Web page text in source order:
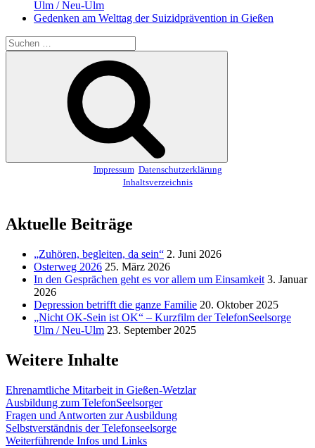
Ulm / Neu-Ulm
Gedenken am Welttag der Suizidprävention in Gießen
Suchen
nach:
Impressum Datenschutzerklärung
Inhaltsverzeichnis
Aktuelle Beiträge
„Zuhören, begleiten, da sein“ 2. Juni 2026
Osterweg 2026 25. März 2026
In den Gesprächen geht es vor allem um Einsamkeit 3. Januar
2026
Depression betrifft die ganze Familie 20. Oktober 2025
„Nicht OK-Sein ist OK“ – Kurzfilm der TelefonSeelsorge
Ulm / Neu-Ulm 23. September 2025
Weitere Inhalte
Ehrenamtliche Mitarbeit in Gießen-Wetzlar
Ausbildung zum TelefonSeelsorger
Fragen und Antworten zur Ausbildung
Selbstverständnis der Telefonseelsorge
Weiterführende Infos und Links